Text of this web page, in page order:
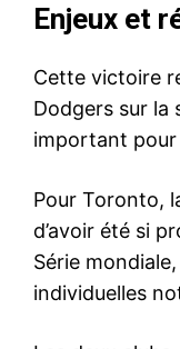
Enjeux et
Cette victoire
Dodgers sur la
important pour
Pour Toronto,
d’avoir été si
Série
individuelles